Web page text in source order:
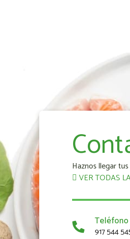
Haznos llegar
VER TODAS
917 544